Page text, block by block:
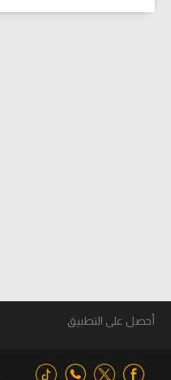
أحصل على التطبيق